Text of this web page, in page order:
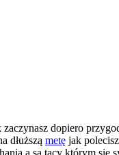
zaczynasz dopiero
dłuższą metę jak
a są tacy którym się